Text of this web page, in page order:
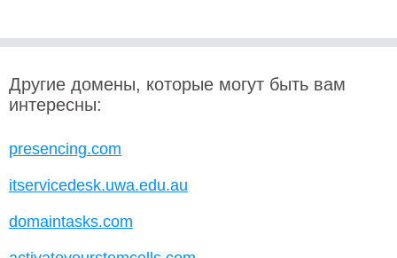
Другие домены, которые могут быть вам
интересны:
presencing.com
itservicedesk.uwa.edu.au
domaintasks.com